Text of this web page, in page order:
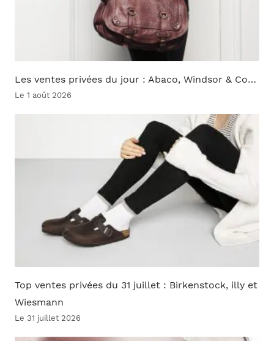
Les ventes privées du jour : Abaco, Windsor & Co…
Le 1 août 2026
Top ventes privées du 31 juillet : Birkenstock, illy et
Wiesmann
Le 31 juillet 2026